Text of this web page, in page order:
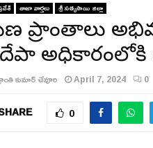
తాజా వార్తలు శ్రీ సత్యసాయి జిల్లా
ప్రాంతాలు
కుమార్ చేవూరి April 7, 2024 0
0